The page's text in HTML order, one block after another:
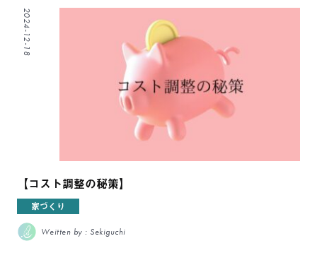
2024-12-18
【コスト調整の秘策】
家づくり
Weitten by : Sekiguchi